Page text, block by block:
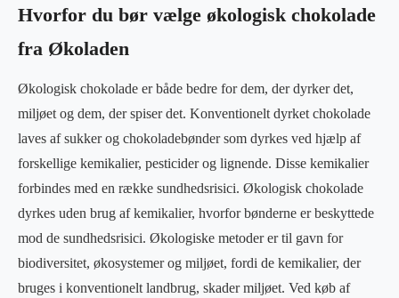
Hvorfor du bør vælge økologisk chokolade
fra Økoladen
Økologisk chokolade er både bedre for dem, der dyrker det,
miljøet og dem, der spiser det. Konventionelt dyrket chokolade
laves af sukker og chokoladebønder som dyrkes ved hjælp af
forskellige kemikalier, pesticider og lignende. Disse kemikalier
forbindes med en række sundhedsrisici. Økologisk chokolade
dyrkes uden brug af kemikalier, hvorfor bønderne er beskyttede
mod de sundhedsrisici. Økologiske metoder er til gavn for
biodiversitet, økosystemer og miljøet, fordi de kemikalier, der
bruges i konventionelt landbrug, skader miljøet. Ved køb af